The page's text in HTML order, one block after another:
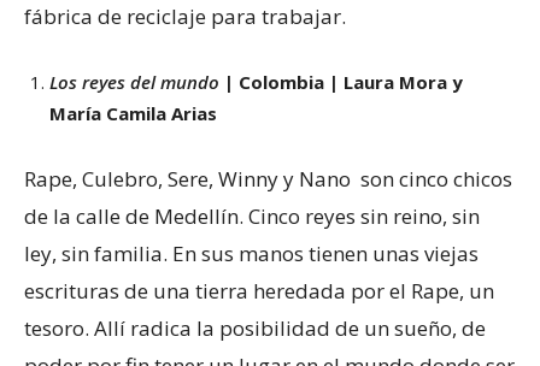
fábrica de reciclaje para trabajar.
Los reyes del mundo | Colombia | Laura Mora y
María Camila Arias
Rape, Culebro, Sere, Winny y Nano son cinco chicos
de la calle de Medellín. Cinco reyes sin reino, sin
ley, sin familia. En sus manos tienen unas viejas
escrituras de una tierra heredada por el Rape, un
tesoro. Allí radica la posibilidad de un sueño, de